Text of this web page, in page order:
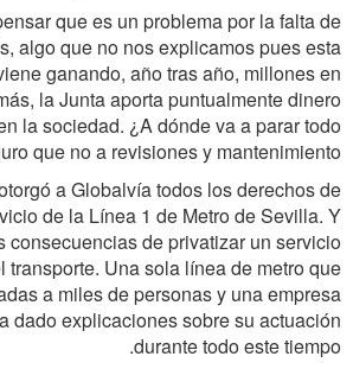
que es un problema por la falta de
algo que no nos explicamos pues esta
ganando, año tras año, millones en
la Junta aporta puntualmente dinero
la sociedad. ¿A dónde va a parar todo
que no a revisiones y mantenimiento.
a Globalvía todos los derechos de
de la Línea 1 de Metro de Sevilla. Y
consecuencias de privatizar un servicio
transporte. Una sola línea de metro que
a miles de personas y una empresa
dado explicaciones sobre su actuación
durante todo este tiempo.